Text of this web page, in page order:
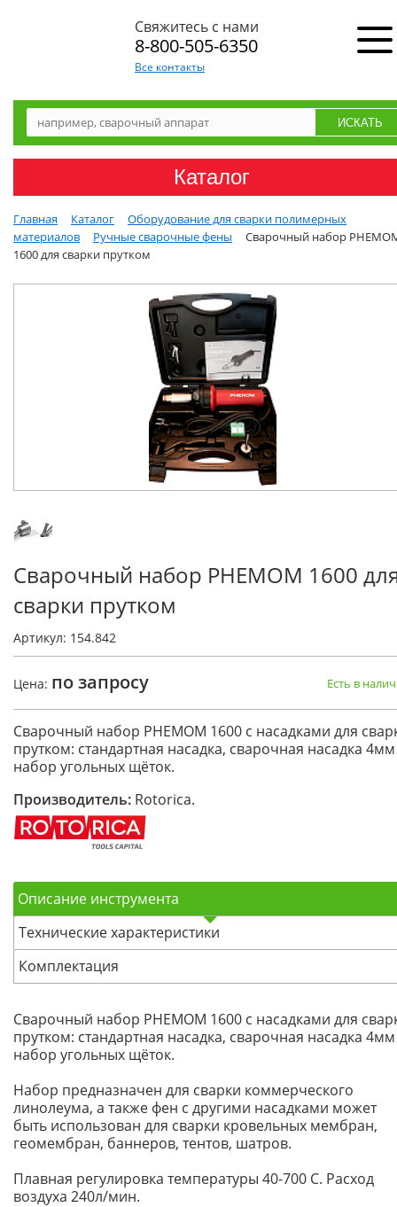
Свяжитесь с нами
8-800-505-6350
Все контакты
Каталог
Главная Каталог
Оборудование для сварки полимерных
материалов
Ручные сварочные фены
Сварочный набор
1600 для сварки прутком
Сварочный набор PHEMOM 1600
сварки прутком
Артикул: 154.842
Цена: по запросу Есть в
Сварочный набор PHEMOM 1600 с насадками для
прутком: стандартная насадка, сварочная насадка
набор угольных щёток.
Производитель: Rotorica.
Описание инструмента
Технические характеристики
Комплектация
Сварочный набор PHEMOM 1600 с насадками для
прутком: стандартная насадка, сварочная насадка
набор угольных щёток.
Набор предназначен для сварки коммерческого
линолеума, а также фен с другими насадками может
быть использован для сварки кровельных мембран,
геомембран, баннеров, тентов, шатров.
Плавная регулировка температуры 40-700 С. Расход
воздуха 240л/мин.